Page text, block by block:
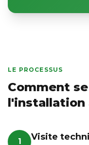
LE PROCESSUS
Comment
l'installation
1 Visite